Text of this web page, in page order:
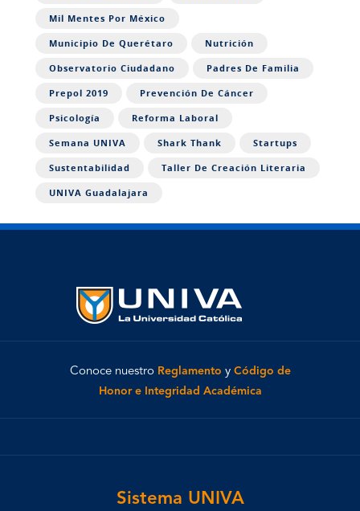
Mil Mentes Por México
Municipio De Querétaro Nutrición
Observatorio Ciudadano Padres De Familia
Prepol 2019 Prevención De Cáncer
Psicología Reforma Laboral
Semana UNIVA Shark Thank Startups
Sustentabilidad Taller De Creación Literaria
UNIVA Guadalajara
Conoce nuestro Reglamento y Código de
Honor e Integridad Académica
Sistema UNIVA